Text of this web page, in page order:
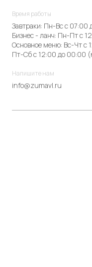
Время работы
Завтраки: Пн-Вс с 07:00
Бизнес - ланч: Пн-Пт с
Основное меню: Вс-Чт с
Пт-Сб с 12:00 до 00:00
Напишите нам
info@zumavl.ru